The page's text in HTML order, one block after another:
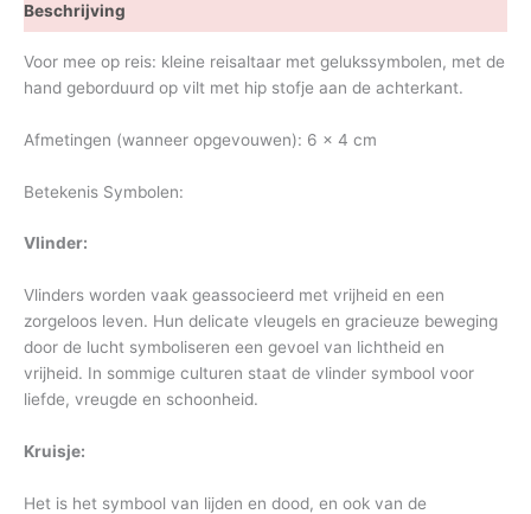
Beschrijving
Voor mee op reis: kleine reisaltaar met gelukssymbolen, met de
hand geborduurd op vilt met hip stofje aan de achterkant.
Afmetingen (wanneer opgevouwen): 6 x 4 cm
Betekenis Symbolen:
Vlinder:
Vlinders worden vaak geassocieerd met vrijheid en een
zorgeloos leven. Hun delicate vleugels en gracieuze beweging
door de lucht symboliseren een gevoel van lichtheid en
vrijheid. In sommige culturen staat de vlinder symbool voor
liefde, vreugde en schoonheid.
Kruisje:
Het is het symbool van lijden en dood, en ook van de